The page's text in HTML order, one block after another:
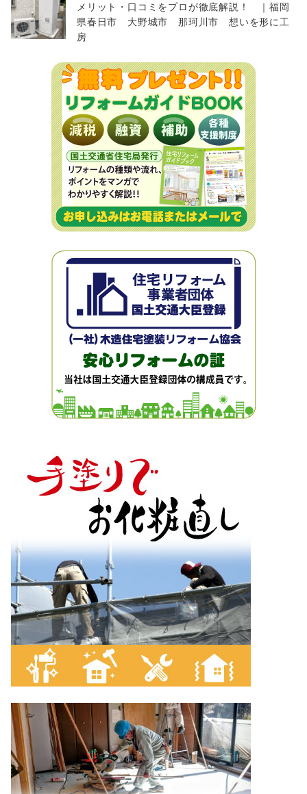
メリット・口コミをプロが徹底解説！ ｜福岡
県春日市 大野城市 那珂川市 想いを形に工
房